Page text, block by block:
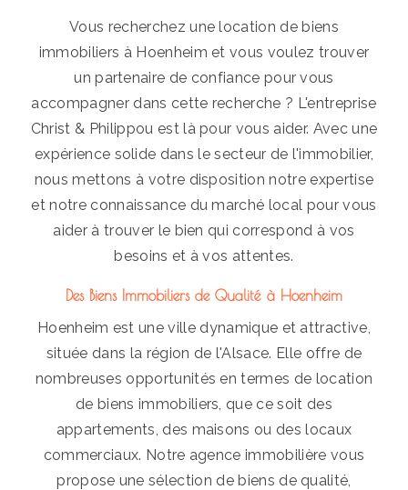
Vous recherchez une location de biens
immobiliers à Hoenheim et vous voulez trouver
un partenaire de confiance pour vous
accompagner dans cette recherche ? L'entreprise
Christ & Philippou est là pour vous aider. Avec une
expérience solide dans le secteur de l'immobilier,
nous mettons à votre disposition notre expertise
et notre connaissance du marché local pour vous
aider à trouver le bien qui correspond à vos
besoins et à vos attentes.
Des Biens Immobiliers de Qualité à Hoenheim
Hoenheim est une ville dynamique et attractive,
située dans la région de l'Alsace. Elle offre de
nombreuses opportunités en termes de location
de biens immobiliers, que ce soit des
appartements, des maisons ou des locaux
commerciaux. Notre agence immobilière vous
propose une sélection de biens de qualité,